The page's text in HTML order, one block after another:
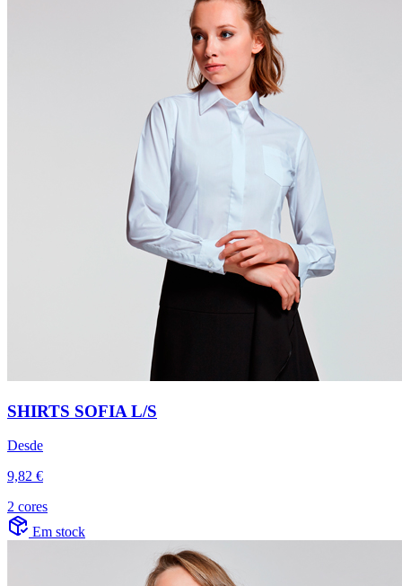
SHIRTS SOFIA L/S
Desde
9,82 €
2 cores
Em stock